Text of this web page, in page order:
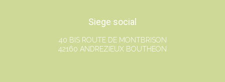
Siege social
40 BIS ROUTE DE MONTBRISON
42160 ANDREZIEUX BOUTHEON